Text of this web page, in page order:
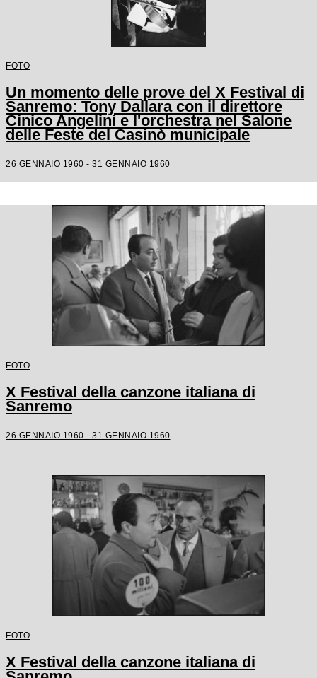
FOTO
Un momento delle prove del X Festival di
Sanremo: Tony Dallara con il direttore
Cinico Angelini e l'orchestra nel Salone
delle Feste del Casinò municipale
26 GENNAIO 1960 - 31 GENNAIO 1960
FOTO
X Festival della canzone italiana di
Sanremo
26 GENNAIO 1960 - 31 GENNAIO 1960
FOTO
X Festival della canzone italiana di